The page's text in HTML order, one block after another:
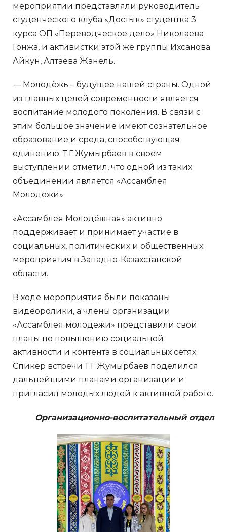
мероприятии представляли руководитель
студенческого клуба «Достык» студентка 3
курса ОП «Переводческое дело» Николаева
Гонжа, и активистки этой же группы Ихсанова
Айкун, Алтаева Жанель.
— Молодёжь – будущее нашей страны. Одной
из главных целей современности является
воспитание молодого поколения. В связи с
этим большое значение имеют сознательное
образование и среда, способствующая
единению. Т.Г.Жумырбаев в своем
выступлении отметил, что одной из таких
объединении является «Ассамблея
Молодежи».
«Ассамблея Молодёжная» активно
поддерживает и принимает участие в
социальных, политических и общественных
мероприятия в Западно-Казахстанской
области.
В ходе мероприятия были показаны
видеоролики, а члены организации
«Ассамблея молодежи» представили свои
планы по повышению социальной
активности и контента в социальных сетях.
Спикер встречи Т.Г.Жумырбаев поделился
дальнейшими планами организации и
пригласил молодых людей к активной работе.
Организационно-воспитательный отдел